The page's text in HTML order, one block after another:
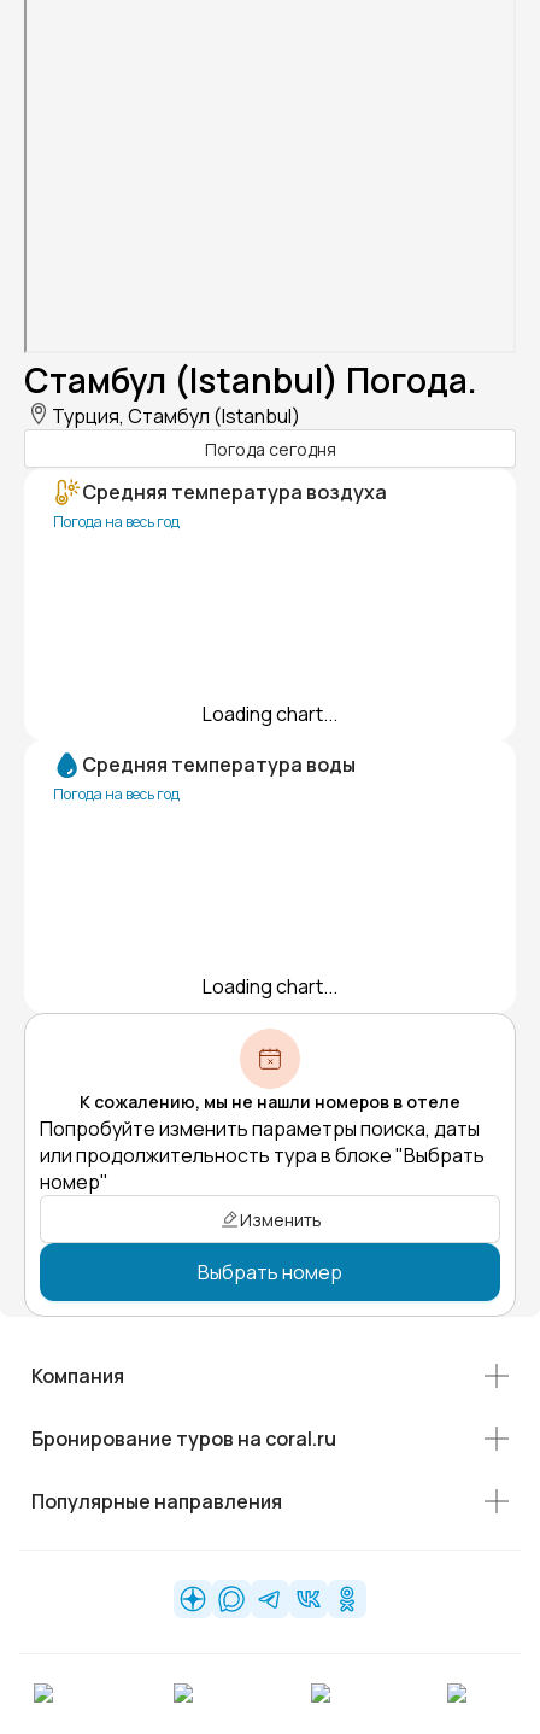
Стамбул (Istanbul) Погода.
Турция, Стамбул (Istanbul)
Погода сегодня
Средняя температура воздуха
Погода на весь год
Loading chart...
Средняя температура воды
Погода на весь год
Loading chart...
К сожалению, мы не нашли номеров в отеле
Попробуйте изменить параметры поиска, даты
или продолжительность тура в блоке "Выбрать
номер"
Изменить
Выбрать номер
Компания
Бронирование туров на coral.ru
Популярные направления